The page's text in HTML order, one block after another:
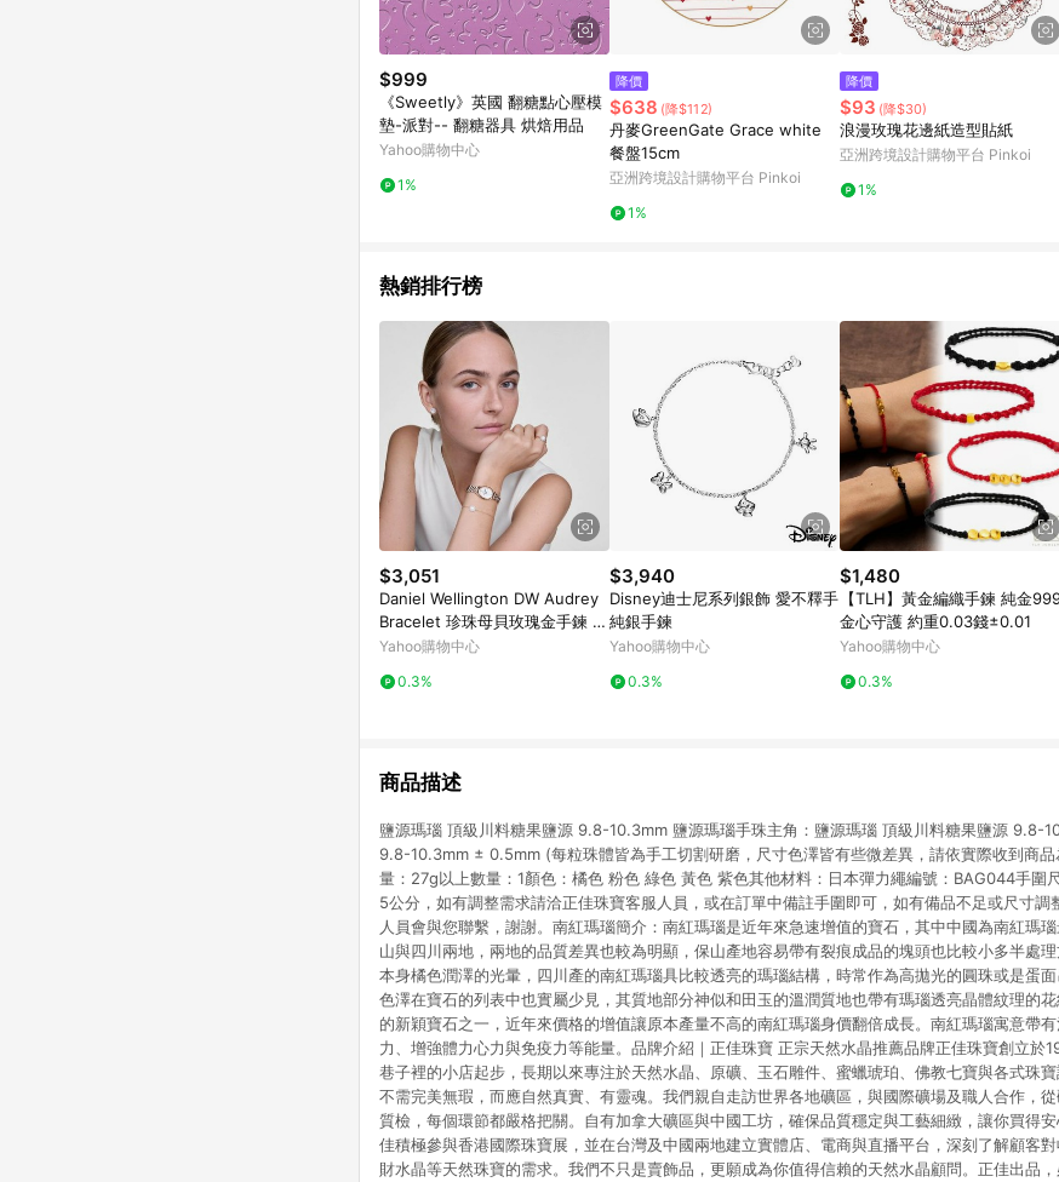
$999
《Sweetly》英國 翻糖點心壓模
墊-派對-- 翻糖器具 烘焙用品
Yahoo購物中心
1%
降價
$638 (降$112)
丹麥GreenGate Grace white
餐盤15cm
亞洲跨境設計購物平台 Pinkoi
1%
降價
$93 (降$30)
浪漫玫瑰花邊紙造型貼紙
亞洲跨境設計購物平台 Pinkoi
1%
熱銷排行榜
$3,051
Daniel Wellington DW Audrey
Bracelet 珍珠母貝玫瑰金手鍊 -
DW00401429
Yahoo購物中心
0.3%
$3,940
Disney迪士尼系列銀飾 愛不釋手
純銀手鍊
Yahoo購物中心
0.3%
$1,480
【TLH】黃金編織手鍊 純金
金心守護 約重0.03錢±0.01
Yahoo購物中心
0.3%
商品描述
鹽源瑪瑙 頂級川料糖果鹽源 9.8-10.3mm 鹽源瑪瑙手珠主角：鹽源瑪瑙 頂級川料糖果鹽源 9.8-
9.8-10.3mm ± 0.5mm (每粒珠體皆為手工切割研磨，尺寸色澤皆有些微差異，請依實際收到商
量：27g以上數量：1顏色：橘色 粉色 綠色 黃色 紫色其他材料：日本彈力繩編號：BAG044手圍
5公分，如有調整需求請洽正佳珠寶客服人員，或在訂單中備註手圍即可，如有備品不足或尺寸調
人員會與您聯繫，謝謝。南紅瑪瑙簡介：南紅瑪瑙是近年來急速增值的寶石，其中中國為南紅瑪
山與四川兩地，兩地的品質差異也較為明顯，保山產地容易帶有裂痕成品的塊頭也比較小多半處
本身橘色潤澤的光暈，四川產的南紅瑪瑙具比較透亮的瑪瑙結構，時常作為高拋光的圓珠或是蛋
色澤在寶石的列表中也實屬少見，其質地部分神似和田玉的溫潤質地也帶有瑪瑙透亮晶體紋理的
的新穎寶石之一，近年來價格的增值讓原本產量不高的南紅瑪瑙身價翻倍成長。南紅瑪瑙寓意帶
力、增強體力心力與免疫力等能量。品牌介紹｜正佳珠寶 正宗天然水晶推薦品牌正佳珠寶創立於
巷子裡的小店起步，長期以來專注於天然水晶、原礦、玉石雕件、蜜蠟琥珀、佛教七寶與各式珠
不需完美無瑕，而應自然真實、有靈魂。我們親自走訪世界各地礦區，與國際礦場及職人合作，
質檢，每個環節都嚴格把關。自有加拿大礦區與中國工坊，確保品質穩定與工藝細緻，讓你買得
佳積極參與香港國際珠寶展，並在台灣及中國兩地建立實體店、電商與直播平台，深刻了解顧客
財水晶等天然珠寶的需求。我們不只是賣飾品，更願成為你值得信賴的天然水晶顧問。正佳出品